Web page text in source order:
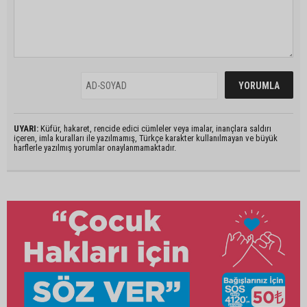
UYARI: Küfür, hakaret, rencide edici cümleler veya imalar, inançlara saldırı
içeren, imla kuralları ile yazılmamış, Türkçe karakter kullanılmayan ve büyük
harflerle yazılmış yorumlar onaylanmamaktadır.